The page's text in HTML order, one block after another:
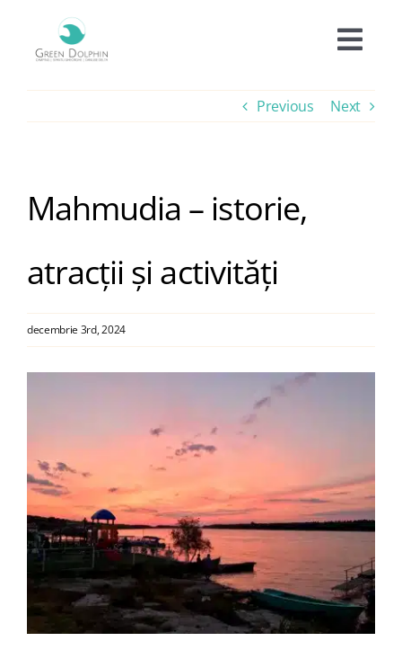
content
Oferte
Experiențe
Facilități
Blog
Contact
Previous Next
Mahmudia – istorie,
atracții și activități
decembrie 3rd, 2024